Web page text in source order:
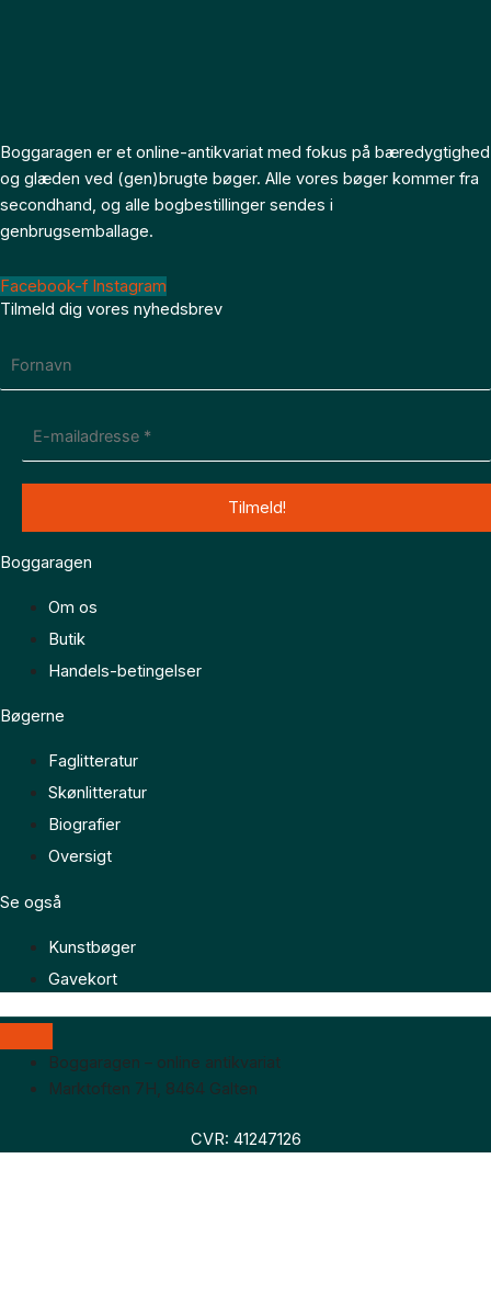
Boggaragen er et online-antikvariat med fokus på bæredygtighed
og glæden ved (gen)brugte bøger. Alle vores bøger kommer fra
secondhand, og alle bogbestillinger sendes i
genbrugsemballage.
Facebook-f Instagram
Tilmeld dig vores nyhedsbrev
Boggaragen
Om os
Butik
Handels-betingelser
Bøgerne
Faglitteratur
Skønlitteratur
Biografier
Oversigt
Se også
Kunstbøger
Gavekort
Boggaragen – online antikvariat
Marktoften 7H, 8464 Galten
CVR: 41247126